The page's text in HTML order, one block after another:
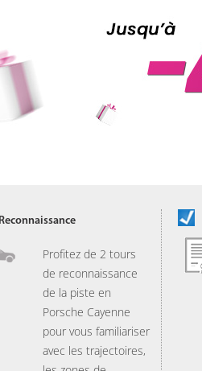
Reconnaissance
Profitez de 2 tours
de reconnaissance
de la piste en
Porsche Cayenne
pour vous familiariser
avec les trajectoires,